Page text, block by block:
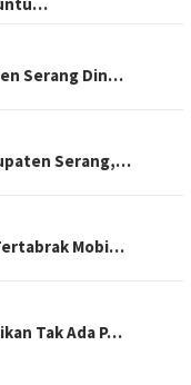
Serang Din…
Serang,…
Mobi…
Tak Ada P…